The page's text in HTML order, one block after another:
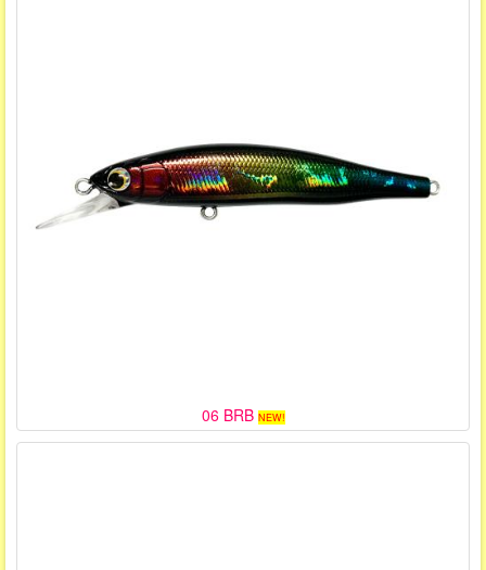
06 BRB NEW!